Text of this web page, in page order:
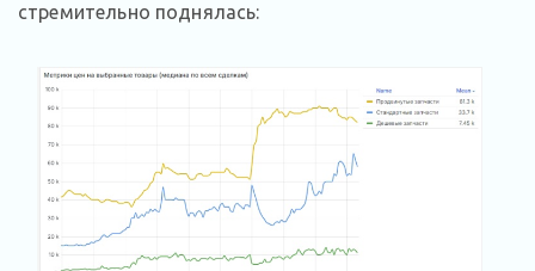
стремительно поднялась: